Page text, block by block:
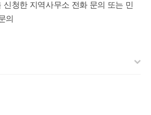
신청한 지역사무소 전화 문의 또는 민
의